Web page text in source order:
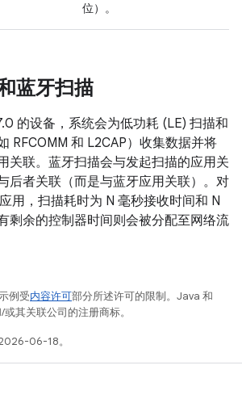
位）。
蓝牙扫描
的设备，系统会为低功耗 (LE) 扫描和
RFCOMM 和 L2CAP）收集数据并将
关联。蓝牙扫描会与发起扫描的应用关
后者关联（而是与蓝牙应用关联）。对
用，扫描耗时为 N 毫秒接收时间和 N
剩余的控制器时间则会被分配至网络流
例受内容许可部分所述许可的限制。Java 和
其关联公司的注册商标。
06-18。